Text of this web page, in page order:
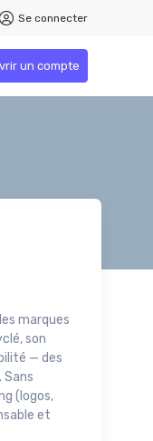
Se connecter
un compte
marques
son
— des
Sans
(logos,
et